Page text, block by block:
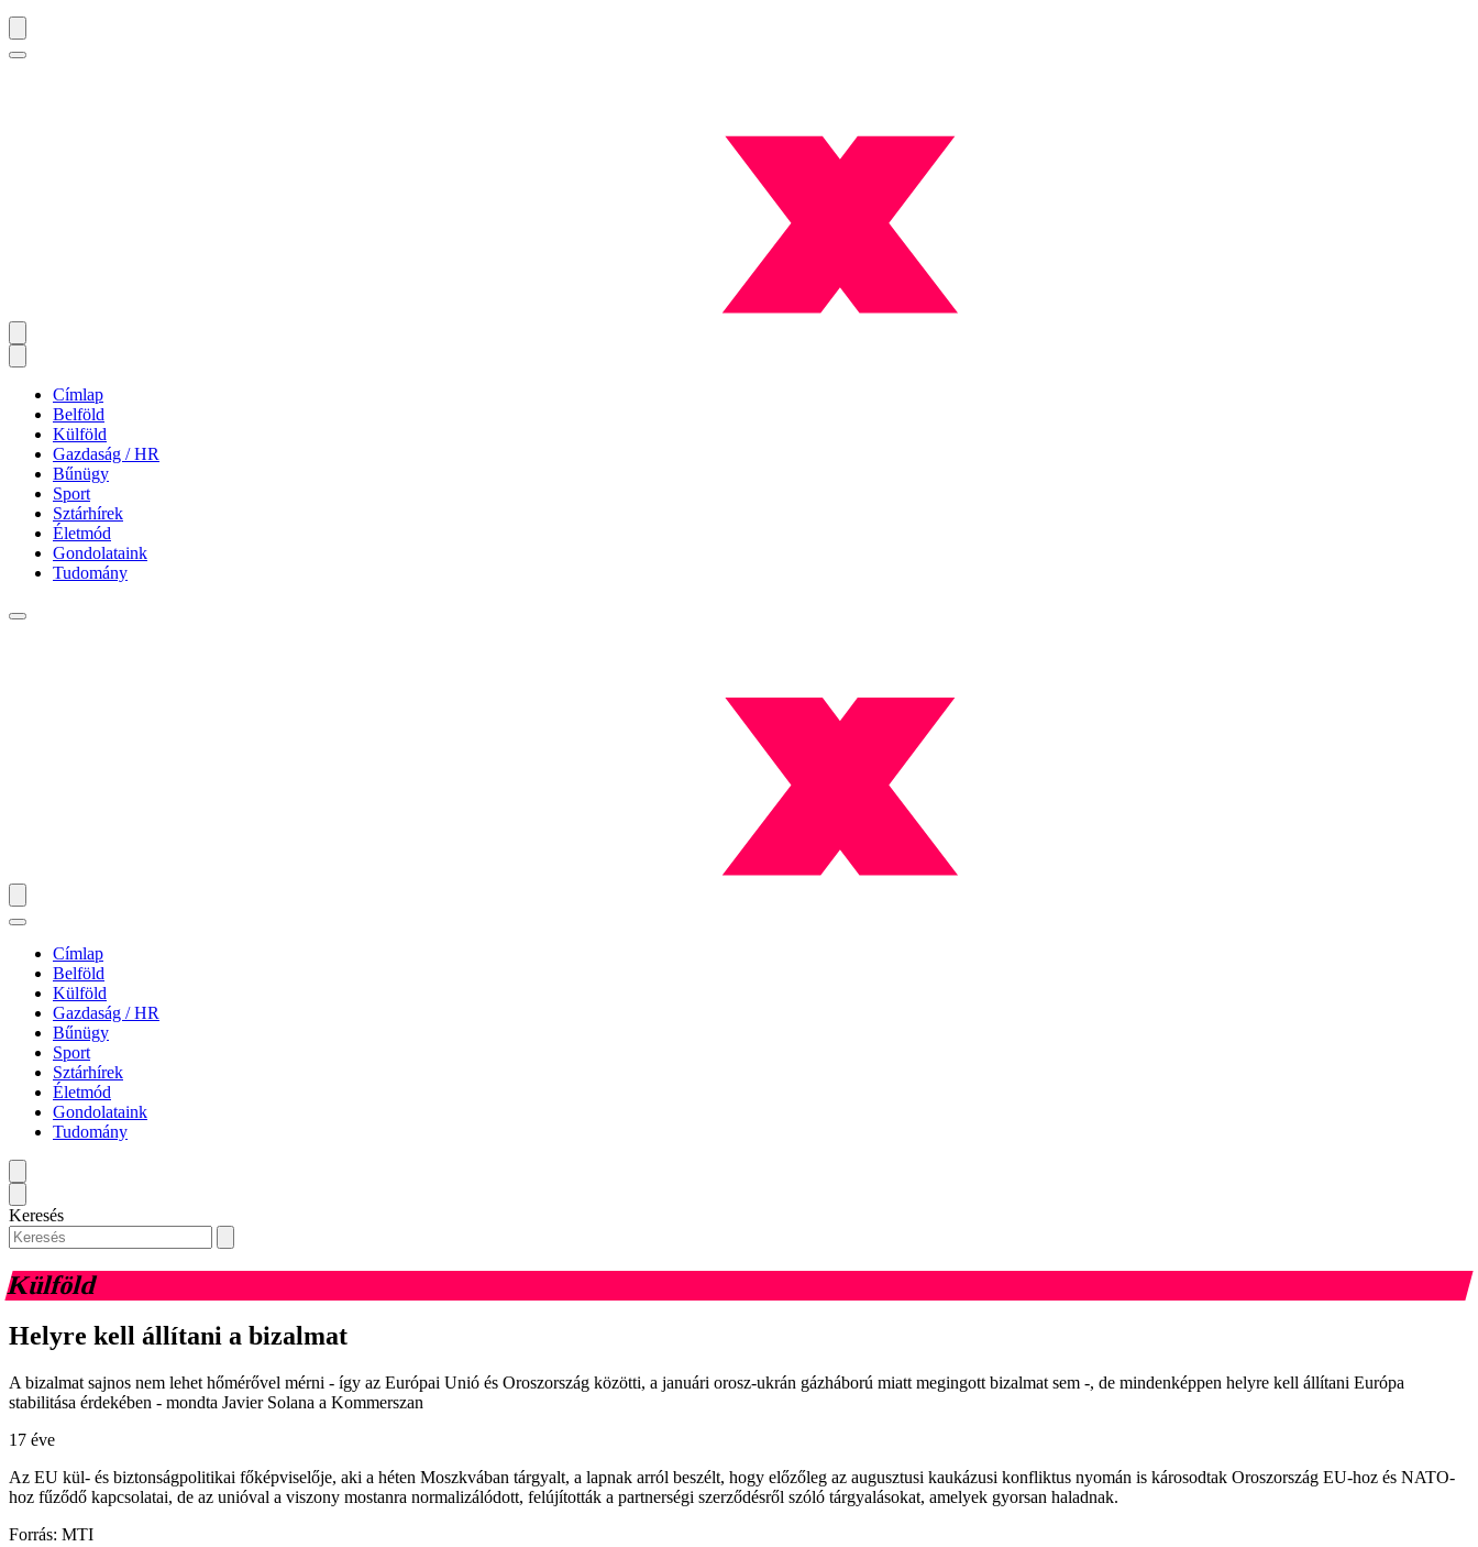
Címlap
Belföld
Külföld
Gazdaság / HR
Bűnügy
Sport
Sztárhírek
Életmód
Gondolataink
Tudomány
Címlap
Belföld
Külföld
Gazdaság / HR
Bűnügy
Sport
Sztárhírek
Életmód
Gondolataink
Tudomány
Keresés
Külföld
Helyre kell állítani a bizalmat
A bizalmat sajnos nem lehet hőmérővel mérni - így az Európai Unió és Oroszország közötti, a januári orosz-ukrán gázháború miatt megingott bizalmat sem -, de mindenképpen helyre kell állítani Európa
stabilitása érdekében - mondta Javier Solana a Kommerszan
17 éve
Az EU kül- és biztonságpolitikai főképviselője, aki a héten Moszkvában tárgyalt, a lapnak arról beszélt, hogy előzőleg az augusztusi kaukázusi konfliktus nyomán is károsodtak Oroszország EU-hoz és NATO-
hoz fűződő kapcsolatai, de az unióval a viszony mostanra normalizálódott, felújították a partnerségi szerződésről szóló tárgyalásokat, amelyek gyorsan haladnak.
Forrás: MTI